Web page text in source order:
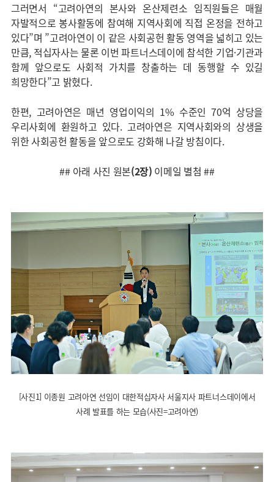
그러면서 “고려아연의 본사와 온산제련소 임직원들은 매월
자발적으로 봉사활동에 참여해 지역사회에 직접 온정을 전하고
있다”며 ”고려아연이 이 같은 사회공헌 활동 영역을 넓히고 있는
만큼, 적십자사는 물론 이번 파트너스데이에 참석한 기업·기관과
함께 앞으로도 사회적 가치를 창출하는 데 동행할 수 있길
희망한다”고 밝혔다.
한편, 고려아연은 매년 영업이익의 1% 수준인 70억 상당을
우리사회에 환원하고 있다. 고려아연은 지역사회와의 상생을
위한 사회공헌 활동을 앞으로도 강화해 나갈 방침이다.
## 아래 사진 원본(2장) 이메일 별첨 ##
[사진1] 이종원 고려아연 선임이 대한적십자사 서울지사 파트너스데이에서
사례 발표를 하는 모습(사진=고려아연)